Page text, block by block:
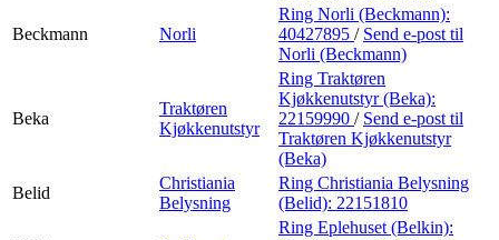
Beckmann Norli
Ring Norli (Beckmann):
40427895 / Send e-post til
Norli (Beckmann)
Beka
Traktøren
Kjøkkenutstyr
Ring Traktøren
Kjøkkenutstyr (Beka):
22159990 / Send e-post til
Traktøren Kjøkkenutstyr
(Beka)
Belid
Christiania
Belysning
Ring Christiania Belysning
(Belid): 22151810
Ring Eplehuset (Belkin):